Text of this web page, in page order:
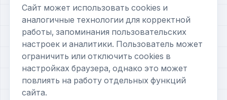
Сайт может использовать cookies и
аналогичные технологии для корректной
работы, запоминания пользовательских
настроек и аналитики. Пользователь может
ограничить или отключить cookies в
настройках браузера, однако это может
повлиять на работу отдельных функций
сайта.